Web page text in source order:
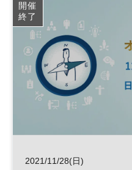
開催
終了
2021/11/28(日)